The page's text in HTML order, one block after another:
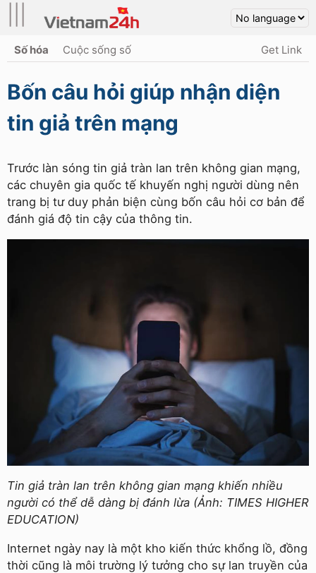
Số hóa Cuộc sống số Get Link
Bốn câu hỏi giúp nhận diện
tin giả trên mạng
Trước làn sóng tin giả tràn lan trên không gian mạng,
các chuyên gia quốc tế khuyến nghị người dùng nên
trang bị tư duy phản biện cùng bốn câu hỏi cơ bản để
đánh giá độ tin cậy của thông tin.
Tin giả tràn lan trên không gian mạng khiến nhiều
người có thể dễ dàng bị đánh lừa (Ảnh: TIMES HIGHER
EDUCATION)
Internet ngày nay là một kho kiến thức khổng lồ, đồng
thời cũng là môi trường lý tưởng cho sự lan truyền của